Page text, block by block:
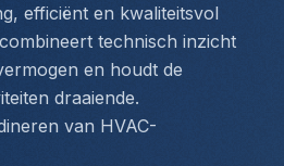
efficiënt en kwaliteitsvol
technisch inzicht
en houdt de
draaiende.
van HVAC-